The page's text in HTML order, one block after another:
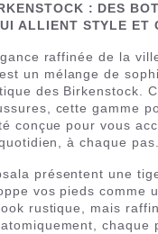
: DES
ALLIENT STYLE ET
raffinée de la
un mélange de
des Birkenstock.
cette gamme
conçue pour vous
à chaque pas.
présentent une
vos pieds comme
rustique, mais
chaque